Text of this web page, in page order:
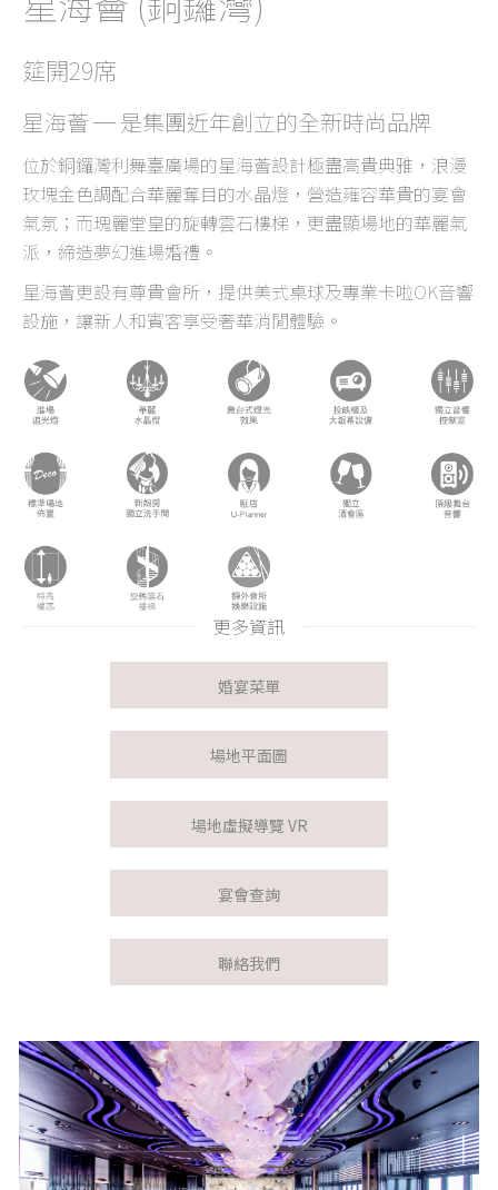
筵開29席
星海薈 ─ 是集團近年創立的全新時尚品牌
位於銅鑼灣利舞臺廣場的星海薈設計極盡高貴典雅，浪漫
玫塊金色調配合華麗奪目的水晶燈，營造雍容華貴的宴會
氣氛；而瑰麗堂皇的旋轉雲石樓梯，更盡顯場地的華麗氣
派，締造夢幻進場婚禮。
星海薈更設有尊貴會所，提供美式桌球及專業卡啦OK音響
設施，讓新人和賓客享受奢華消閒體驗。
更多資訊
婚宴菜單
場地平面圖
場地虛擬導覽 VR
宴會查詢
聯絡我們